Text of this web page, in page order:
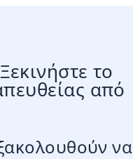
το
από
να